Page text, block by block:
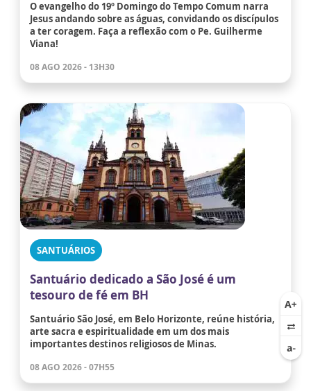
O evangelho do 19º Domingo do Tempo Comum narra
Jesus andando sobre as águas, convidando os discípulos
a ter coragem. Faça a reflexão com o Pe. Guilherme
Viana!
08 AGO 2026 - 13H30
SANTUÁRIOS
Santuário dedicado a São José é um
tesouro de fé em BH
Santuário São José, em Belo Horizonte, reúne história,
arte sacra e espiritualidade em um dos mais
importantes destinos religiosos de Minas.
08 AGO 2026 - 07H55